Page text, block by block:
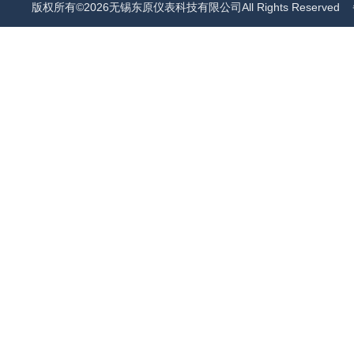
版权所有©2026无锡东原仪表科技有限公司All Rights Reserved